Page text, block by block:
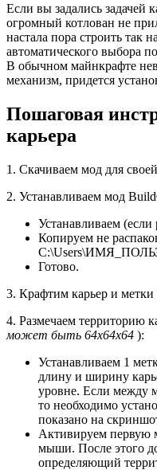
Если вы задались задачей
огромный котлован не
настала пора строить так
автоматического выбора
В обычном майнкрафте
механизм, придется
Пошаговая
карьера
1. Скачиваем мод для
2. Устанавливаем мод
Устанавливаем (если
Копируем не
Готово.
3. Крафтим карьер и метки
4. Размечаем территорию
может быть 64x64x64 ):
Устанавливаем 1
длину и ширину
уровне. Если между
то необходимо
показано на
Активируем первую
мыши. После этого
определяющий